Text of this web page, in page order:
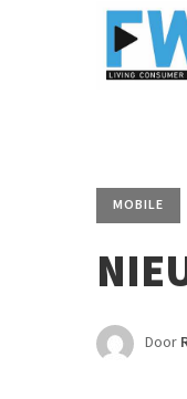
MOBILE
Door